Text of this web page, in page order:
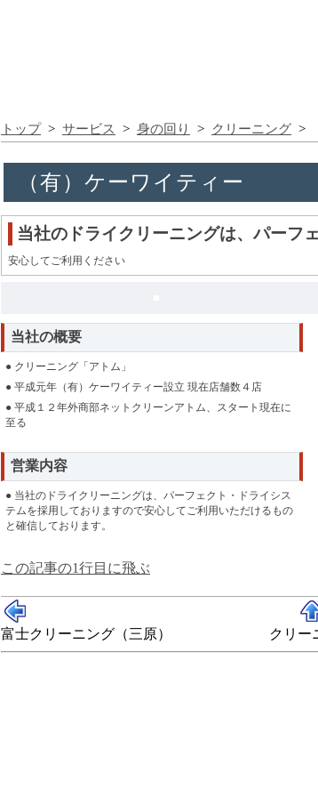
トップ> サービス > 身の回り > クリーニング >
（有）ケーワイティー
当社のドライクリーニングは、パーフ
安心してご利用ください
当社の概要
● クリーニング「アトム」
● 平成元年（有）ケーワイティー設立 現在店舗数４店
● 平成１２年外商部ネットクリーンアトム、スタート現在に
至る
営業内容
● 当社のドライクリーニングは、パーフェクト・ドライシス
テムを採用しておりますので安心してご利用いただけるもの
と確信しております。
この記事の1行目に飛ぶ
富士クリーニング（三原） クリー